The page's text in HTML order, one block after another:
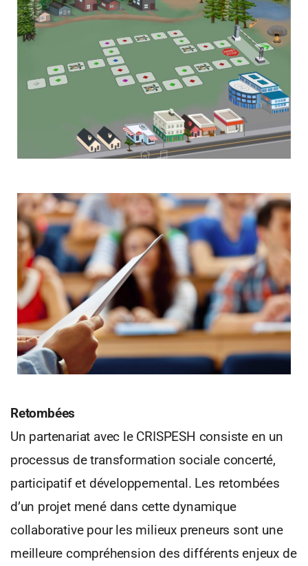
Retombées
Un partenariat avec le CRISPESH consiste en un
processus de transformation sociale concerté,
participatif et développemental. Les retombées
d’un projet mené dans cette dynamique
collaborative pour les milieux preneurs sont une
meilleure compréhension des différents enjeux de